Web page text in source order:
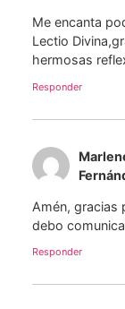
Me encanta
Lectio
hermosas
Responder
Amén, gracias
debo
Responder